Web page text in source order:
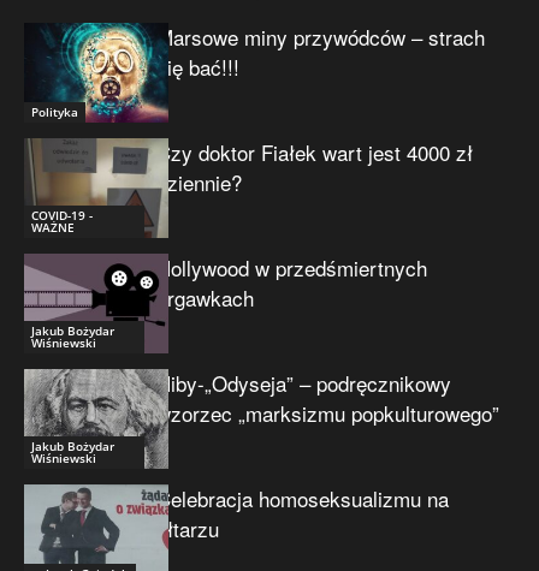
Polityka
Marsowe miny przywódców – strach
się bać!!!
COVID-19 -
WAŻNE
Czy doktor Fiałek wart jest 4000 zł
dziennie?
Jakub Bożydar
Wiśniewski
Hollywood w przedśmiertnych
drgawkach
Jakub Bożydar
Wiśniewski
Niby-„Odyseja” – podręcznikowy
wzorzec „marksizmu popkulturowego”
Celebracja homoseksualizmu na
ołtarzu